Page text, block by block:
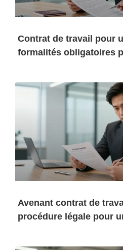
Contrat de travail pour
formalités obligatoires
Avenant contrat de
procédure légale pour